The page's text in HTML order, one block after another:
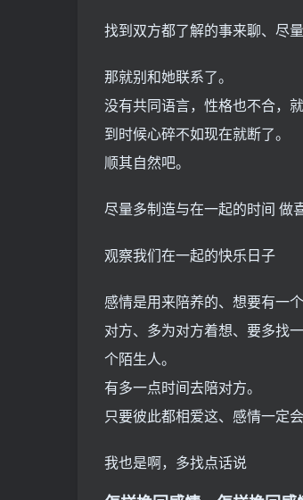
找到双方都了解的事来聊、尽
那就别和她联系了。
没有共同语言，性格也不合，
到时候心碎不如现在就断了。
顺其自然吧。
尽量多制造与在一起的时间 做
观察我们在一起的快乐日子
感情是用来陪养的、想要有一
对方、多为对方着想、要多找
个陌生人。
有多一点时间去陪对方。
只要彼此都相爱这、感情一定会
我也是啊，多找点话说